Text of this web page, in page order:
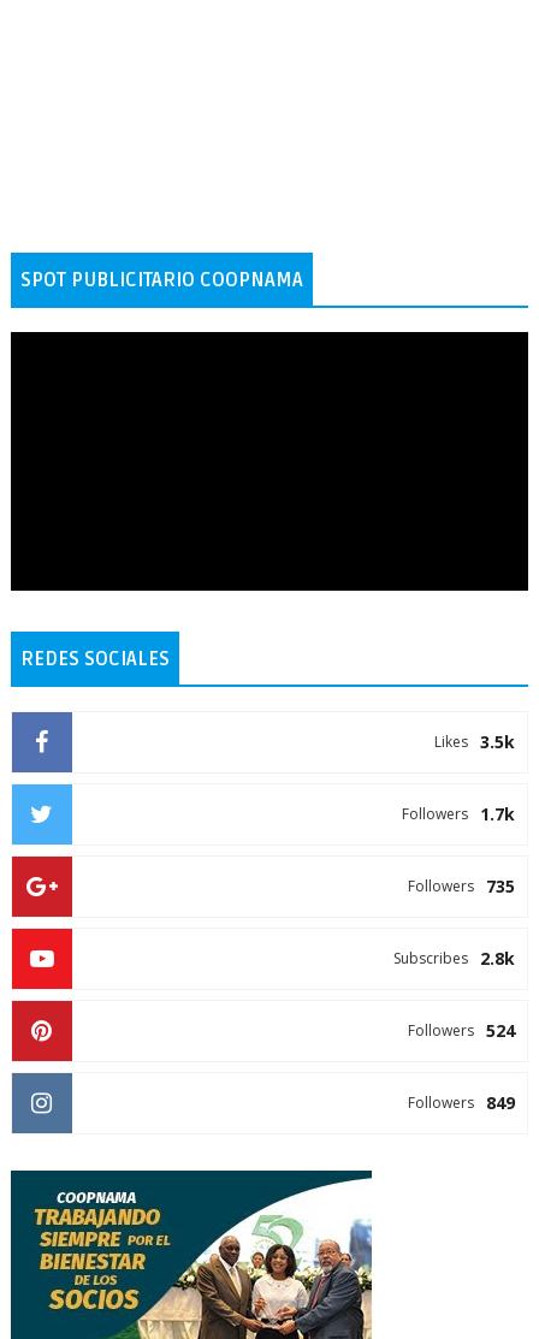
SPOT PUBLICITARIO COOPNAMA
REDES SOCIALES
3.5k
Likes
1.7k
Followers
735
Followers
2.8k
Subscribes
524
Followers
849
Followers